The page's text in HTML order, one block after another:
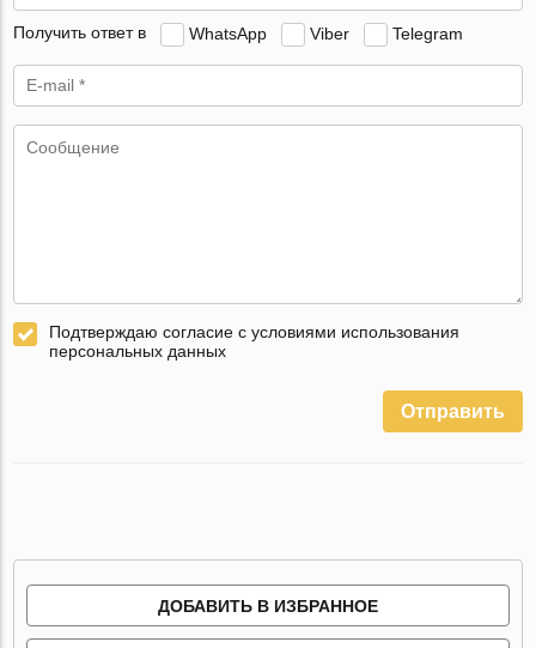
Получить ответ в WhatsApp Viber Telegram
Подтверждаю согласие с условиями использования
персональных данных
Отправить
ДОБАВИТЬ В ИЗБРАННОЕ